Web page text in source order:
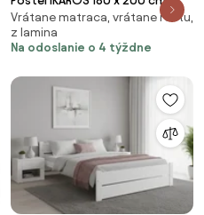
antracitová/biela Rošt: S
lamelovým roštom, Matrac:
Matrac COCO MAXI 20 cm
Vrátane matraca, vrátane roštu,
z lamina
Na odoslanie o 4 týždne